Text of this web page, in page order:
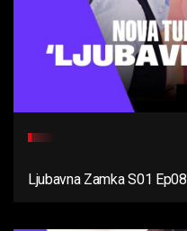
Ljubavna Zamka S01 Ep08